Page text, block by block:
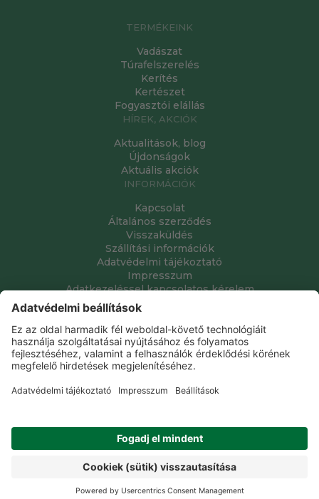
TERMÉKEINK
Vadászat
Túrafelszerelés
Kerítés
Kertészet
Fogyasztói elállás
HÍREK, AKCIÓK
Aktualitások, blog
Újdonságok
Aktuális akciók
INFORMÁCIÓK
Kapcsolat
Általános szerződés
Visszaküldés
Szállítási információk
Adatvédelmi tájékoztató
Impresszum
Adatkezeléssel kapcsolatos kérelem
Grube Kft. © 2009 - 2026. Minden jog fenntartva. All rights
reserved.
Tervezte és készítette:
Vision-Software, az Octopus 8 ERP
forgalmazója.